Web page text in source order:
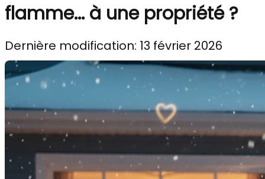
flamme... à une propriété ?
Dernière modification: 13 février 2026